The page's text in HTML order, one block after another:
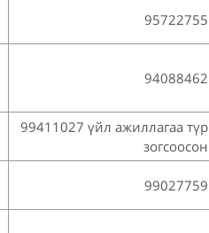
95722755
94088462
99411027 үйл ажиллагаа түр
зогсоосон
99027759